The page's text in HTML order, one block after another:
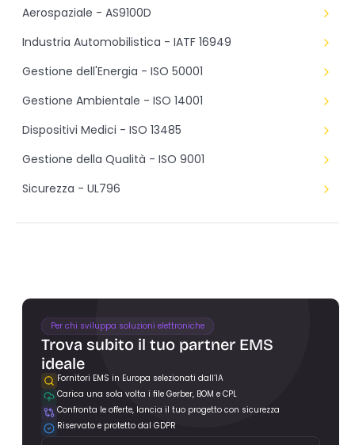
Aerospaziale - AS9100D
Industria Automobilistica - IATF 16949
Gestione dell'Energia - ISO 50001
Gestione Ambientale - ISO 14001
Dispositivi Medici - ISO 13485
Gestione della Qualità - ISO 9001
Sicurezza - UL796
Per chi sviluppa soluzioni elettroniche
Trova subito il tuo partner EMS
ideale
Fornitori EMS in Europa selezionati dall’IA
Carica una sola volta i file Gerber, BOM e CPL
Confronta le offerte, lancia il tuo progetto con sicurezza
Riservato e protetto dal GDPR
Trova partner EMS